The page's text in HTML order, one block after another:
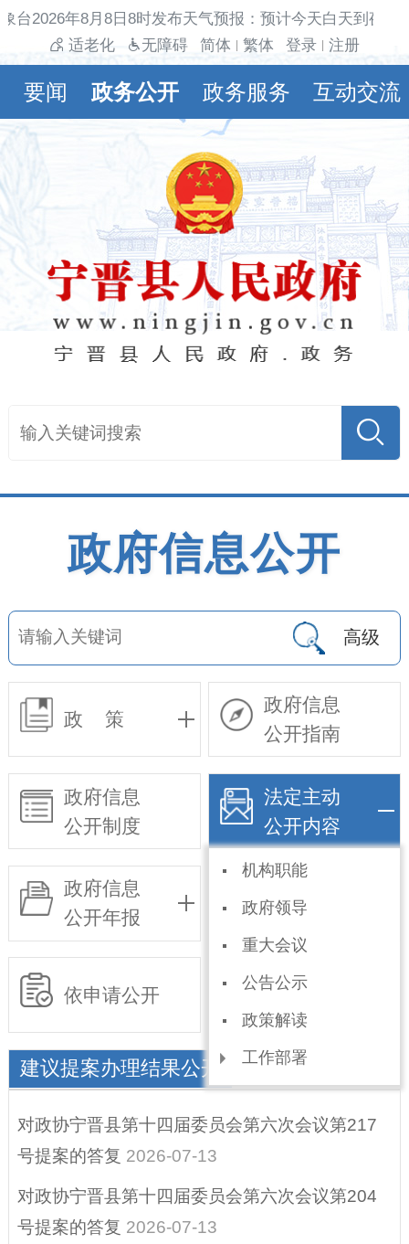
台2026年8月8日8时发布天气预报：预计今天白天到夜
适老化
无障碍 简体 繁体 登录 注册
要闻 政务公开 政务服务 互动交流
政府信息公开
高级
政 策
政府信息
公开指南
政府信息
公开制度
法定主动
公开内容
机构职能
政府领导
重大会议
公告公示
政策解读
工作部署
单
政府信息
公开年报
公开事项目录
依申请公开
建议提案办理结果公开
对政协宁晋县第十四届委员会第六次会议第217
号提案的答复 2026-07-13
对政协宁晋县第十四届委员会第六次会议第204
号提案的答复 2026-07-13